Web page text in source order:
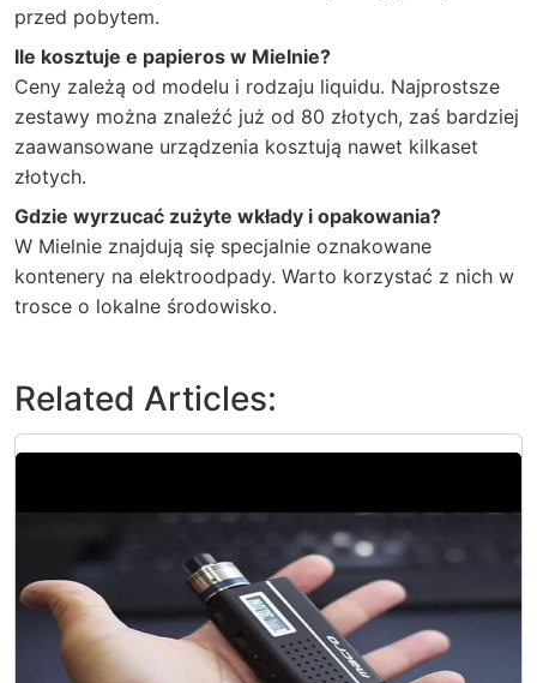
przed pobytem.
Ile kosztuje e papieros w Mielnie?
Ceny zależą od modelu i rodzaju liquidu. Najprostsze
zestawy można znaleźć już od 80 złotych, zaś bardziej
zaawansowane urządzenia kosztują nawet kilkaset
złotych.
Gdzie wyrzucać zużyte wkłady i opakowania?
W Mielnie znajdują się specjalnie oznakowane
kontenery na elektroodpady. Warto korzystać z nich w
trosce o lokalne środowisko.
Related Articles: